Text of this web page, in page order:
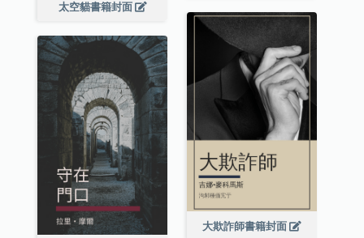
太空貓書籍封面
大欺詐師書籍封面